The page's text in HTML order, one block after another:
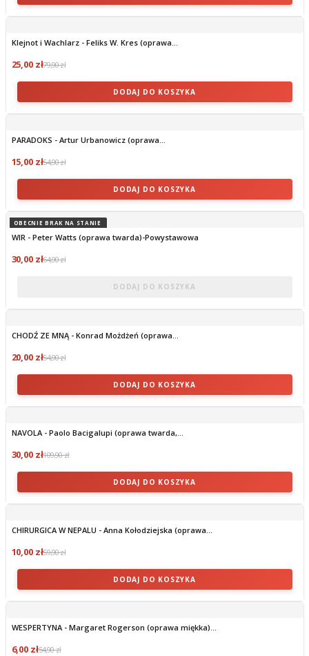
Klejnot i Wachlarz - Feliks W. Kres (oprawa...
25,00 zł79,90 zł
DODAJ DO KOSZYKA
PARADOKS - Artur Urbanowicz (oprawa...
15,00 zł54,90 zł
DODAJ DO KOSZYKA
OBECNIE BRAK NA STANIE
WIR - Peter Watts (oprawa twarda)-Powystawowa
30,00 zł64,90 zł
DODAJ DO KOSZYKA
CHODŹ ZE MNĄ - Konrad Możdżeń (oprawa...
20,00 zł54,90 zł
DODAJ DO KOSZYKA
NAVOLA - Paolo Bacigalupi (oprawa twarda,...
30,00 zł109,90 zł
DODAJ DO KOSZYKA
CHIRURGICA W NEPALU - Anna Kołodziejska (oprawa...
10,00 zł59,90 zł
DODAJ DO KOSZYKA
WESPERTYNA - Margaret Rogerson (oprawa miękka)...
6,00 zł54,90 zł